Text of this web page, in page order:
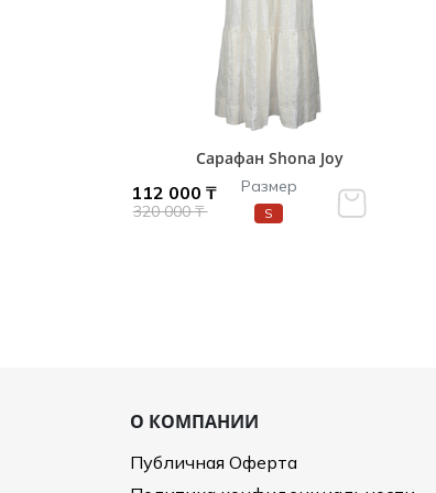
Сарафан Shona Joy
112 000 ₸
320 000 ₸
Размер
S
О КОМПАНИИ
Публичная Оферта